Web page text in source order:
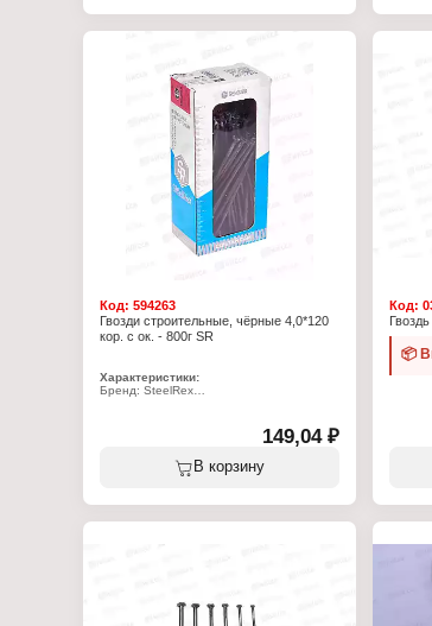
Упаковка: в коробке
Код: 594263
Гвозди строительные, чёрные 4,0*120
кор. с ок. - 800г SR
Характеристики:
Бренд: SteelRex
149,04 ₽
В корзину
Код:
📦